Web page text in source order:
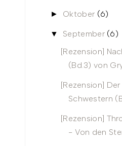
► Oktober (6)
▼ September (6)
[Rezension]
(Bd.3) von
[Rezension]
Schwestern
[Rezension]
- Von den